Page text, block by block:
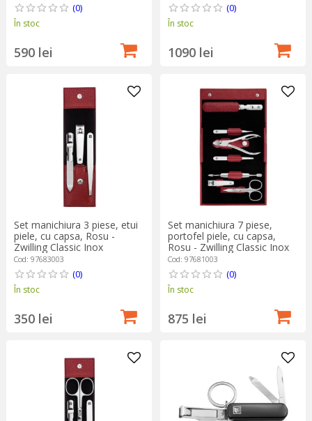
(0)
În stoc
590 lei
(0)
În stoc
1090 lei
Set manichiura 3 piese, etui
piele, cu capsa, Rosu -
Zwilling Classic Inox
Cod: 97683003
(0)
În stoc
350 lei
Set manichiura 7 piese,
portofel piele, cu capsa,
Rosu - Zwilling Classic Inox
Cod: 97681003
(0)
În stoc
875 lei